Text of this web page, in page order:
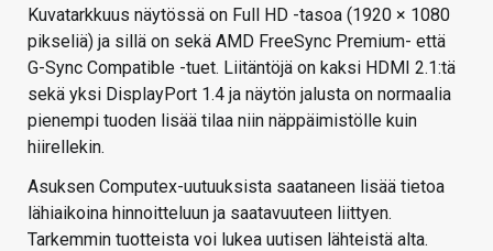
Kuvatarkkuus näytössä on Full HD -tasoa (1920 × 1080
pikseliä) ja sillä on sekä AMD FreeSync Premium- että
G-Sync Compatible -tuet. Liitäntöjä on kaksi HDMI 2.1:tä
sekä yksi DisplayPort 1.4 ja näytön jalusta on normaalia
pienempi tuoden lisää tilaa niin näppäimistölle kuin
hiirellekin.
Asuksen Computex-uutuuksista saataneen lisää tietoa
lähiaikoina hinnoitteluun ja saatavuuteen liittyen.
Tarkemmin tuotteista voi lukea uutisen lähteistä alta.